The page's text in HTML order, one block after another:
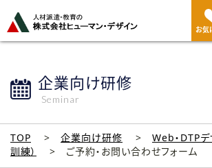
お気
企業向け研修
Seminar
TOP 企業向け研修
Web・DTP
訓練）
ご予約・お問い合わせフォーム
ジ
ト